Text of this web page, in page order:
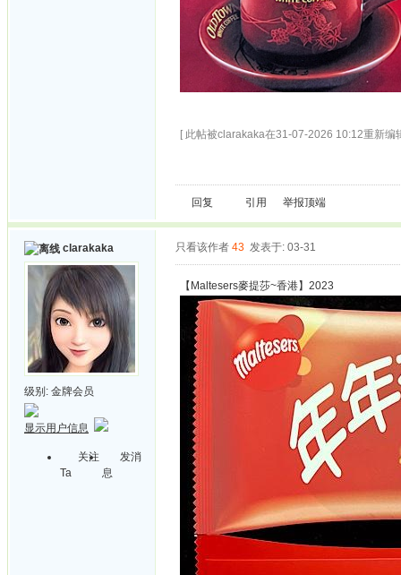
[ 此帖被clarakaka在31-07-2026 10:12重新编
回复 引用 举报顶端
clarakaka
级别: 金牌会员
显示用户信息
关注
Ta
发消
息
只看该作者 43 发表于: 03-31
【Maltesers麥提莎~香港】2023